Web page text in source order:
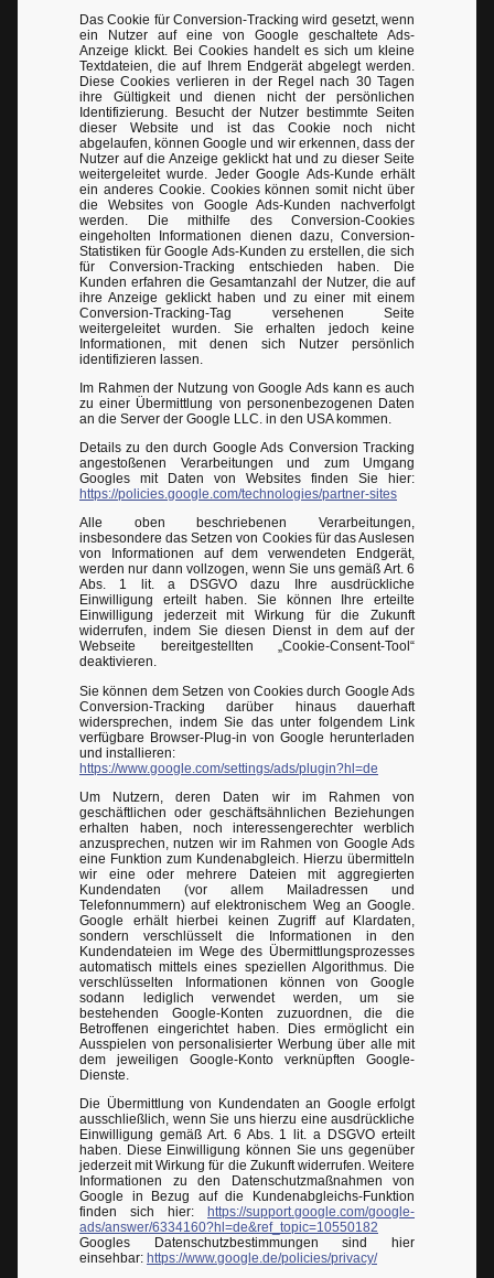
Das Cookie für Conversion-Tracking wird gesetzt, wenn
ein Nutzer auf eine von Google geschaltete Ads-
Anzeige klickt. Bei Cookies handelt es sich um kleine
Textdateien, die auf Ihrem Endgerät abgelegt werden.
Diese Cookies verlieren in der Regel nach 30 Tagen
ihre Gültigkeit und dienen nicht der persönlichen
Identifizierung. Besucht der Nutzer bestimmte Seiten
dieser Website und ist das Cookie noch nicht
abgelaufen, können Google und wir erkennen, dass der
Nutzer auf die Anzeige geklickt hat und zu dieser Seite
weitergeleitet wurde. Jeder Google Ads-Kunde erhält
ein anderes Cookie. Cookies können somit nicht über
die Websites von Google Ads-Kunden nachverfolgt
werden. Die mithilfe des Conversion-Cookies
eingeholten Informationen dienen dazu, Conversion-
Statistiken für Google Ads-Kunden zu erstellen, die sich
für Conversion-Tracking entschieden haben. Die
Kunden erfahren die Gesamtanzahl der Nutzer, die auf
ihre Anzeige geklickt haben und zu einer mit einem
Conversion-Tracking-Tag versehenen Seite
weitergeleitet wurden. Sie erhalten jedoch keine
Informationen, mit denen sich Nutzer persönlich
identifizieren lassen.
Im Rahmen der Nutzung von Google Ads kann es auch
zu einer Übermittlung von personenbezogenen Daten
an die Server der Google LLC. in den USA kommen.
Details zu den durch Google Ads Conversion Tracking
angestoßenen Verarbeitungen und zum Umgang
Googles mit Daten von Websites finden Sie hier:
https://policies.google.com/technologies/partner-sites
Alle oben beschriebenen Verarbeitungen,
insbesondere das Setzen von Cookies für das Auslesen
von Informationen auf dem verwendeten Endgerät,
werden nur dann vollzogen, wenn Sie uns gemäß Art. 6
Abs. 1 lit. a DSGVO dazu Ihre ausdrückliche
Einwilligung erteilt haben. Sie können Ihre erteilte
Einwilligung jederzeit mit Wirkung für die Zukunft
widerrufen, indem Sie diesen Dienst in dem auf der
Webseite bereitgestellten „Cookie-Consent-Tool“
deaktivieren.
Sie können dem Setzen von Cookies durch Google Ads
Conversion-Tracking darüber hinaus dauerhaft
widersprechen, indem Sie das unter folgendem Link
verfügbare Browser-Plug-in von Google herunterladen
und installieren:
https://www.google.com/settings/ads/plugin?hl=de
Um Nutzern, deren Daten wir im Rahmen von
geschäftlichen oder geschäftsähnlichen Beziehungen
erhalten haben, noch interessengerechter werblich
anzusprechen, nutzen wir im Rahmen von Google Ads
eine Funktion zum Kundenabgleich. Hierzu übermitteln
wir eine oder mehrere Dateien mit aggregierten
Kundendaten (vor allem Mailadressen und
Telefonnummern) auf elektronischem Weg an Google.
Google erhält hierbei keinen Zugriff auf Klardaten,
sondern verschlüsselt die Informationen in den
Kundendateien im Wege des Übermittlungsprozesses
automatisch mittels eines speziellen Algorithmus. Die
verschlüsselten Informationen können von Google
sodann lediglich verwendet werden, um sie
bestehenden Google-Konten zuzuordnen, die die
Betroffenen eingerichtet haben. Dies ermöglicht ein
Ausspielen von personalisierter Werbung über alle mit
dem jeweiligen Google-Konto verknüpften Google-
Dienste.
Die Übermittlung von Kundendaten an Google erfolgt
ausschließlich, wenn Sie uns hierzu eine ausdrückliche
Einwilligung gemäß Art. 6 Abs. 1 lit. a DSGVO erteilt
haben. Diese Einwilligung können Sie uns gegenüber
jederzeit mit Wirkung für die Zukunft widerrufen. Weitere
Informationen zu den Datenschutzmaßnahmen von
Google in Bezug auf die Kundenabgleichs-Funktion
finden sich hier:
https://support.google.com/google-
ads/answer/6334160?hl=de&ref_topic=10550182
Googles Datenschutzbestimmungen sind hier
einsehbar: https://www.google.de/policies/privacy/